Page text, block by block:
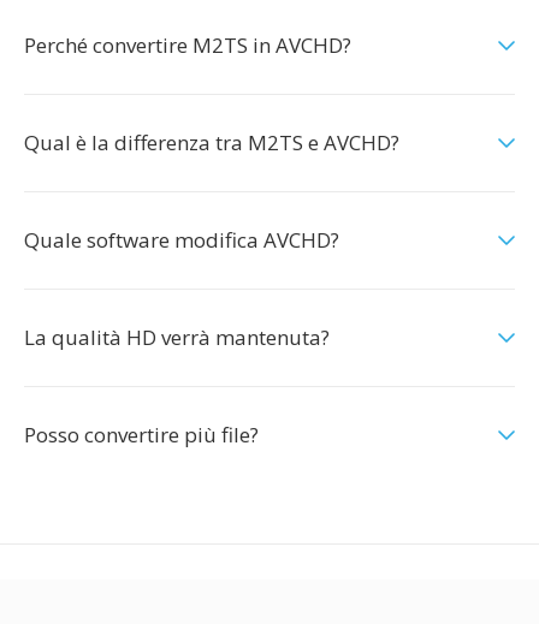
Perché convertire M2TS in AVCHD?
Qual è la differenza tra M2TS e AVCHD?
Quale software modifica AVCHD?
La qualità HD verrà mantenuta?
Posso convertire più file?